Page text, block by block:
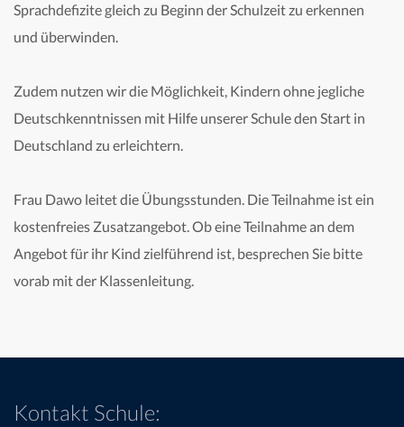
Sprachdefizite gleich zu Beginn der Schulzeit zu erkennen
und überwinden.
Zudem nutzen wir die Möglichkeit, Kindern ohne jegliche
Deutschkenntnissen mit Hilfe unserer Schule den Start in
Deutschland zu erleichtern.
Frau Dawo leitet die Übungsstunden. Die Teilnahme ist ein
kostenfreies Zusatzangebot. Ob eine Teilnahme an dem
Angebot für ihr Kind zielführend ist, besprechen Sie bitte
vorab mit der Klassenleitung.
Kontakt Schule: